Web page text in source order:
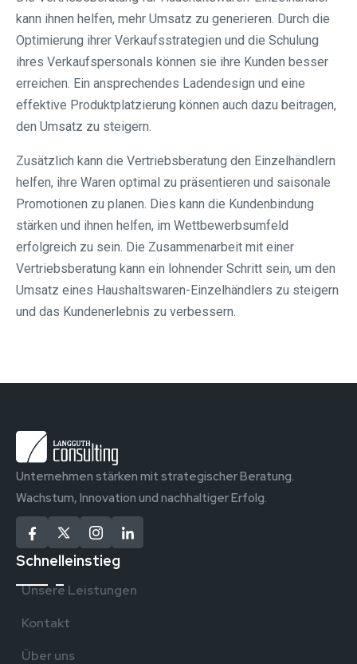
kann ihnen helfen, mehr Umsatz zu generieren. Durch die
Optimierung ihrer Verkaufsstrategien und die Schulung
ihres Verkaufspersonals können sie ihre Kunden besser
erreichen. Ein ansprechendes Ladendesign und eine
effektive Produktplatzierung können auch dazu beitragen,
den Umsatz zu steigern.
Zusätzlich kann die Vertriebsberatung den Einzelhändlern
helfen, ihre Waren optimal zu präsentieren und saisonale
Promotionen zu planen. Dies kann die Kundenbindung
stärken und ihnen helfen, im Wettbewerbsumfeld
erfolgreich zu sein. Die Zusammenarbeit mit einer
Vertriebsberatung kann ein lohnender Schritt sein, um den
Umsatz eines Haushaltswaren-Einzelhändlers zu steigern
und das Kundenerlebnis zu verbessern.
Unternehmen stärken mit strategischer Beratung.
Wachstum, Innovation und nachhaltiger Erfolg.
Schnelleinstieg
Unsere Leistungen
Kontakt
Über uns